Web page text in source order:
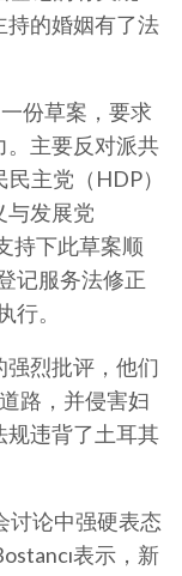
持的婚姻有了法
份草案，要求
。主要反对派共
主党（HDP）
与发展党
持下此草案顺
记服务法修正
行。
烈批评，他们
路，并侵害妇
规违背了土耳其
讨论中强硬表态
表示，新